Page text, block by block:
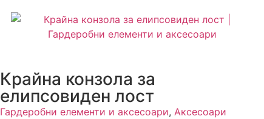
Крайна конзола за
елипсовиден лост
Гардеробни елементи и аксесоари, Аксесоари